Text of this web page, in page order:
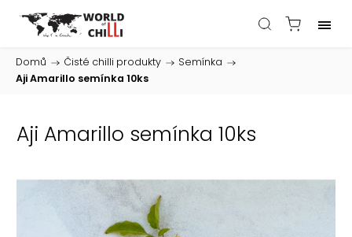
Domů / Čisté chilli produkty / Semínka /
Aji Amarillo semínka 10ks
Aji Amarillo semínka 10ks